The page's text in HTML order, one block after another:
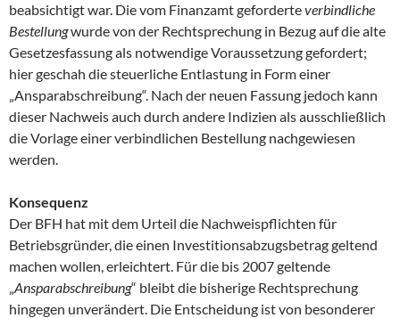
beabsichtigt war. Die vom Finanzamt geforderteverbindliche
Bestellungwurde von der Rechtsprechung in Bezug auf die alte
Gesetzesfassung als notwendige Voraussetzung gefordert;
hier geschah die steuerliche Entlastung in Form einer
„Ansparabschreibung“. Nach der neuen Fassung jedoch kann
dieser Nachweis auch durch andere Indizien als ausschließlich
die Vorlage einer verbindlichen Bestellung nachgewiesen
werden.
Konsequenz
Der BFH hat mit dem Urteil die Nachweispflichten für
Betriebsgründer, die einen Investitionsabzugsbetrag geltend
machen wollen, erleichtert. Für die bis 2007 geltende
Ansparabschreibung“ bleibt die bisherige Rechtsprechung
hingegen unverändert. Die Entscheidung ist von besonderer